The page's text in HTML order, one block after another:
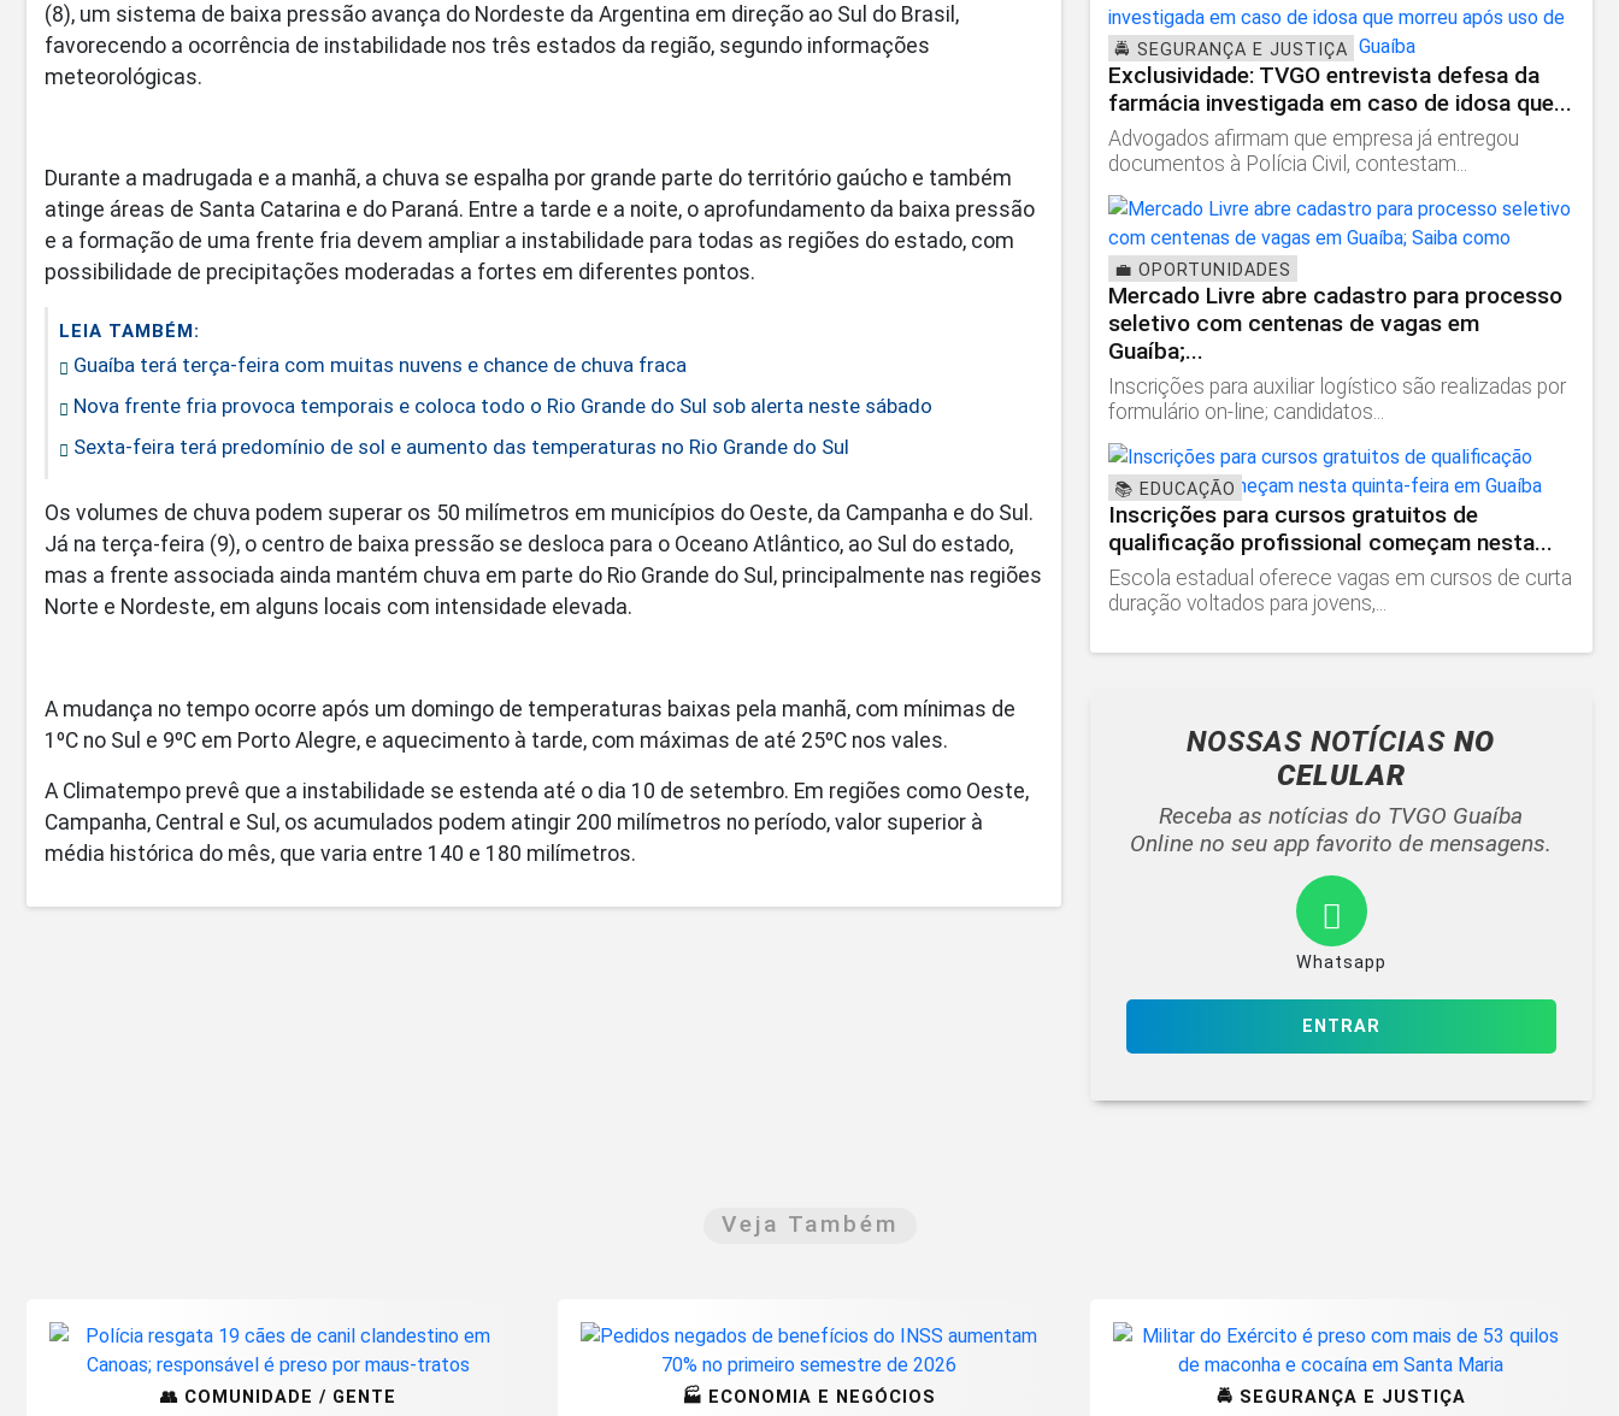
(8), um sistema de baixa pressão avança do Nordeste da Argentina em direção ao Sul do Brasil,
favorecendo a ocorrência de instabilidade nos três estados da região, segundo informações
meteorológicas.
Durante a madrugada e a manhã, a chuva se espalha por grande parte do território gaúcho e também
atinge áreas de Santa Catarina e do Paraná. Entre a tarde e a noite, o aprofundamento da baixa pressão
e a formação de uma frente fria devem ampliar a instabilidade para todas as regiões do estado, com
possibilidade de precipitações moderadas a fortes em diferentes pontos.
LEIA TAMBÉM:
Guaíba terá terça-feira com muitas nuvens e chance de chuva fraca
Nova frente fria provoca temporais e coloca todo o Rio Grande do Sul sob alerta neste sábado
Sexta-feira terá predomínio de sol e aumento das temperaturas no Rio Grande do Sul
Os volumes de chuva podem superar os 50 milímetros em municípios do Oeste, da Campanha e do Sul.
Já na terça-feira (9), o centro de baixa pressão se desloca para o Oceano Atlântico, ao Sul do estado,
mas a frente associada ainda mantém chuva em parte do Rio Grande do Sul, principalmente nas regiões
Norte e Nordeste, em alguns locais com intensidade elevada.
A mudança no tempo ocorre após um domingo de temperaturas baixas pela manhã, com mínimas de
1ºC no Sul e 9ºC em Porto Alegre, e aquecimento à tarde, com máximas de até 25ºC nos vales.
A Climatempo prevê que a instabilidade se estenda até o dia 10 de setembro. Em regiões como Oeste,
Campanha, Central e Sul, os acumulados podem atingir 200 milímetros no período, valor superior à
média histórica do mês, que varia entre 140 e 180 milímetros.
🚔 SEGURANÇA E JUSTIÇA
Exclusividade: TVGO entrevista defesa da
farmácia investigada em caso de idosa que...
Advogados afirmam que empresa já entregou
documentos à Polícia Civil, contestam...
💼 OPORTUNIDADES
Mercado Livre abre cadastro para processo
seletivo com centenas de vagas em
Guaíba;...
Inscrições para auxiliar logístico são realizadas por
formulário on-line; candidatos...
📚 EDUCAÇÃO
Inscrições para cursos gratuitos de
qualificação profissional começam nesta...
Escola estadual oferece vagas em cursos de curta
duração voltados para jovens,...
NOSSAS NOTÍCIASNO
CELULAR
Receba as notícias do TVGO Guaíba
Online no seu app favorito de mensagens.
Whatsapp
ENTRAR
Veja Também
👥 COMUNIDADE / GENTE 🏭 ECONOMIA E NEGÓCIOS 🚔 SEGURANÇA E JUSTIÇA